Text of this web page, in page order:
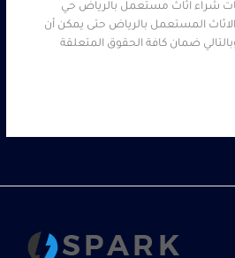
شراء اثاث مستعمل بالرياض حي
المستعمل بالرياض حتى يمكن أن
ضمان كافة الحقوق المتعلقة